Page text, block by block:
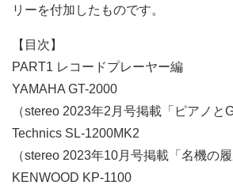
リーを付加したものです。
【目次】
PART1 レコードプレーヤー編
YAMAHA GT-2000
（stereo 2023年2月号掲載「ピアノと
Technics SL-1200MK2
（stereo 2023年10月号掲載「名機の履
KENWOOD KP-1100